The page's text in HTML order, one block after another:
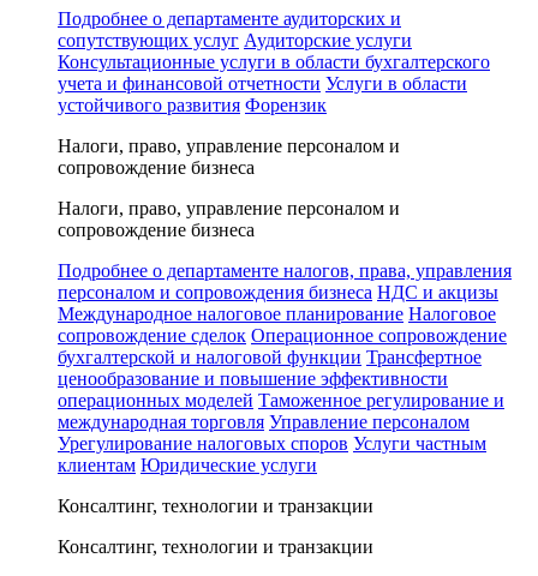
Подробнее о департаменте аудиторских и
сопутствующих услуг Аудиторские услуги
Консультационные услуги в области бухгалтерского
учета и финансовой отчетности Услуги в области
устойчивого развития Форензик
Налоги, право, управление персоналом и
сопровождение бизнеса
Налоги, право, управление персоналом и
сопровождение бизнеса
Подробнее о департаменте налогов, права, управления
персоналом и сопровождения бизнеса НДС и акцизы
Международное налоговое планирование Налоговое
сопровождение сделок Операционное сопровождение
бухгалтерской и налоговой функции Трансфертное
ценообразование и повышение эффективности
операционных моделей Таможенное регулирование и
международная торговля Управление персоналом
Урегулирование налоговых споров Услуги частным
клиентам Юридические услуги
Консалтинг, технологии и транзакции
Консалтинг, технологии и транзакции